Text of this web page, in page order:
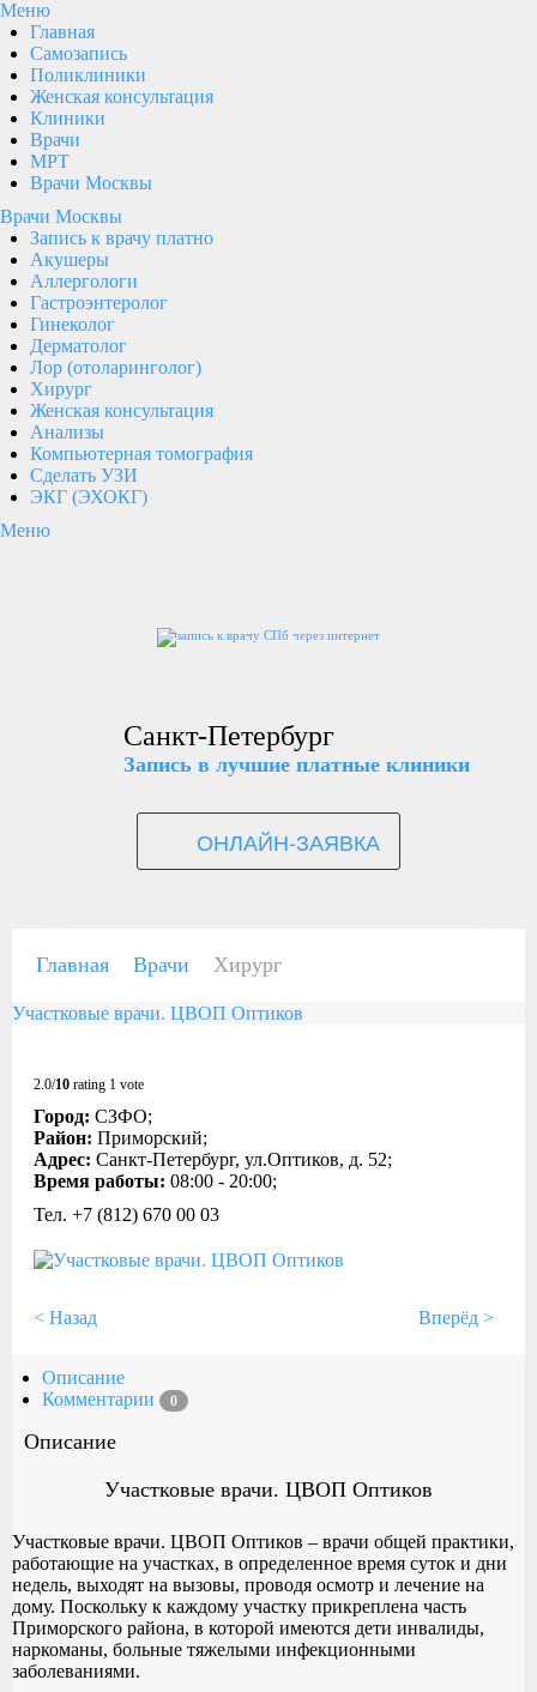
Меню
Главная
Самозапись
Поликлиники
Женская консультация
Клиники
Врачи
МРТ
Врачи Москвы
Врачи Москвы
Запись к врачу платно
Акушеры
Аллергологи
Гастроэнтеролог
Гинеколог
Дерматолог
Лор (отоларинголог)
Хирург
Женская консультация
Анализы
Компьютерная томография
Сделать УЗИ
ЭКГ (ЭХОКГ)
Меню
Санкт-Петербург
Запись в лучшие платные клиники
ОНЛАЙН-ЗАЯВКА
Главная Врачи Хирург
Участковые врачи. ЦВОП Оптиков
2.0/10 rating 1 vote
Город: СЗФО;
Район: Приморский;
Адрес: Санкт-Петербург, ул.Оптиков, д. 52;
Время работы: 08:00 - 20:00;
Тел. +7 (812) 670 00 03
< Назад Вперёд >
Описание
Комментарии
0
Описание
Участковые врачи. ЦВОП Оптиков
Участковые врачи. ЦВОП Оптиков – врачи общей практики,
работающие на участках, в определенное время суток и дни
недель, выходят на вызовы, проводя осмотр и лечение на
дому. Поскольку к каждому участку прикреплена часть
Приморского района, в которой имеются дети инвалиды,
наркоманы, больные тяжелыми инфекционными
заболеваниями.